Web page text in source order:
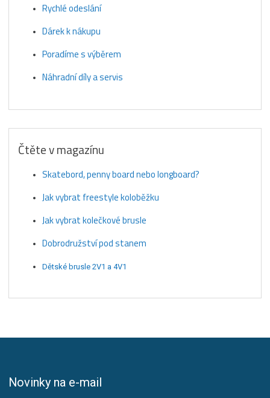
Rychlé odeslání
Dárek k nákupu
Poradíme s výběrem
Náhradní díly a servis
Čtěte v magazínu
Skatebord, penny board nebo longboard?
Jak vybrat freestyle koloběžku
Jak vybrat kolečkové brusle
Dobrodružství pod stanem
Dětské brusle 2V1 a 4V1
Novinky na e-mail